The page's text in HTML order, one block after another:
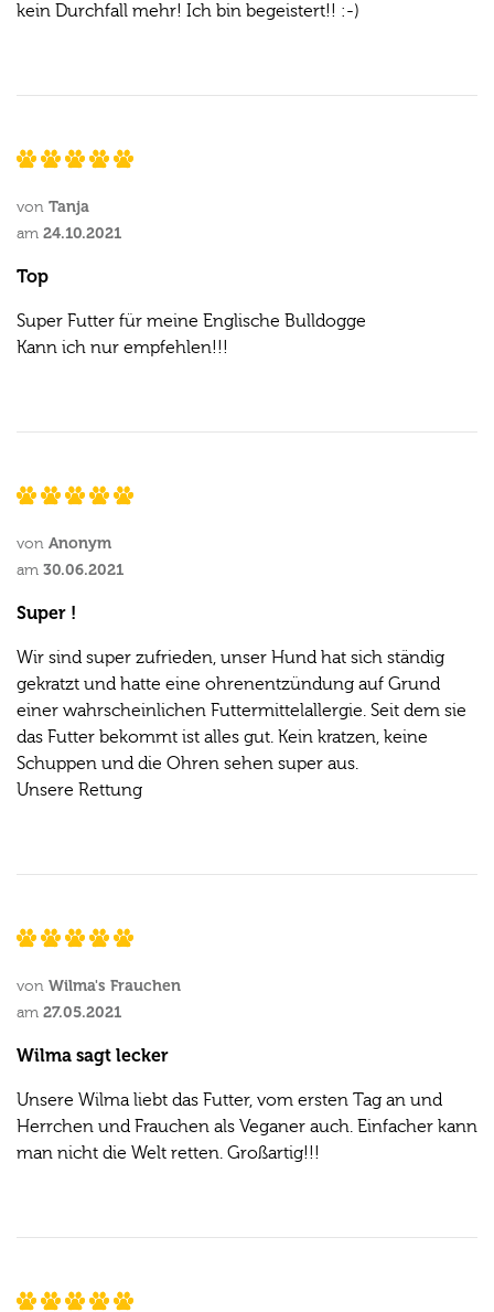
kein Durchfall mehr! Ich bin begeistert!! :-)
von Tanja
am 24.10.2021
Top
Super Futter für meine Englische Bulldogge
Kann ich nur empfehlen!!!
von Anonym
am 30.06.2021
Super !
Wir sind super zufrieden, unser Hund hat sich ständig
gekratzt und hatte eine ohrenentzündung auf Grund
einer wahrscheinlichen Futtermittelallergie. Seit dem sie
das Futter bekommt ist alles gut. Kein kratzen, keine
Schuppen und die Ohren sehen super aus.
Unsere Rettung
von Wilma's Frauchen
am 27.05.2021
Wilma sagt lecker
Unsere Wilma liebt das Futter, vom ersten Tag an und
Herrchen und Frauchen als Veganer auch. Einfacher kann
man nicht die Welt retten. Großartig!!!